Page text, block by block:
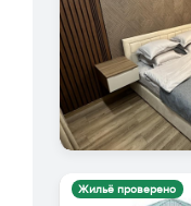
Жильё проверено